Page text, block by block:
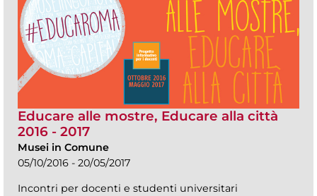
Educare alle mostre, Educare alla città
2016 - 2017
Musei in Comune
05/10/2016 - 20/05/2017
Incontri per docenti e studenti universitari